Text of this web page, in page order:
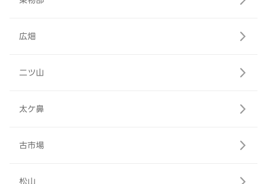
広畑
二ツ山
太ケ鼻
古市場